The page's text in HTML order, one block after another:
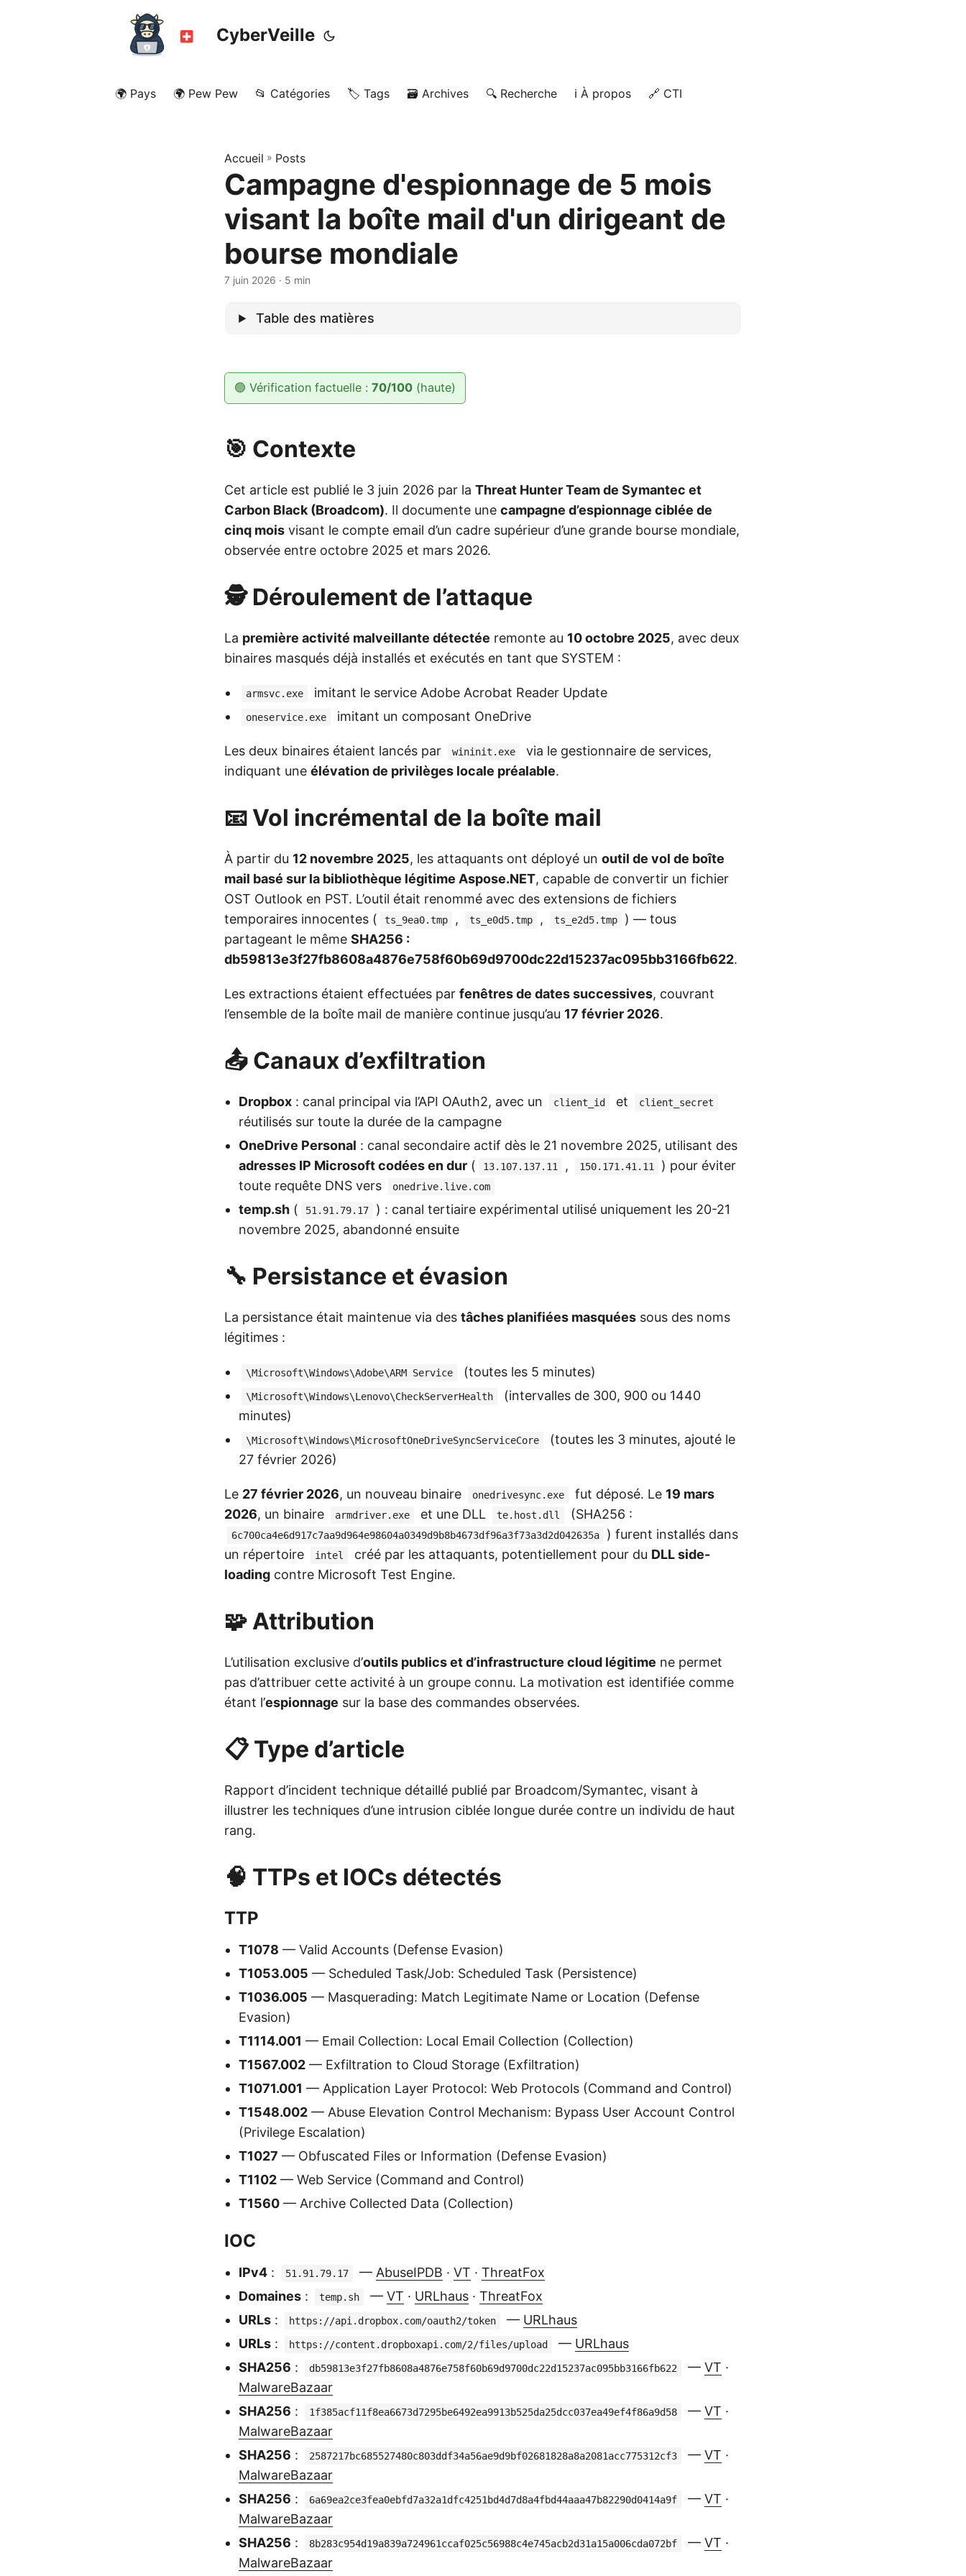
CyberVeille
🌍 Pays 🌍 Pew Pew 📂 Catégories 🏷️ Tags 🗃️ Archives 🔍 Recherche ℹ️ À propos 🔗 CTI
Accueil » Posts
Campagne d'espionnage de 5 mois
visant la boîte mail d'un dirigeant de
bourse mondiale
7 juin 2026 · 5 min
Table des matières
🟢 Vérification factuelle : 70/100(haute)
🎯 Contexte
Cet article est publié le 3 juin 2026 par la Threat Hunter Team de Symantec et
Carbon Black (Broadcom). Il documente une campagne d’espionnage ciblée de
cinq mois visant le compte email d’un cadre supérieur d’une grande bourse mondiale,
observée entre octobre 2025 et mars 2026.
🕵️ Déroulement de l’attaque
La première activité malveillante détectée remonte au 10 octobre 2025, avec deux
binaires masqués déjà installés et exécutés en tant que SYSTEM :
armsvc.exe imitant le service Adobe Acrobat Reader Update
oneservice.exe imitant un composant OneDrive
Les deux binaires étaient lancés par wininit.exe
via le gestionnaire de services,
indiquant une élévation de privilèges locale préalable.
📧 Vol incrémental de la boîte mail
À partir du 12 novembre 2025, les attaquants ont déployé un outil de vol de boîte
mail basé sur la bibliothèque légitime Aspose.NET, capable de convertir un fichier
OST Outlook en PST. L’outil était renommé avec des extensions de fichiers
temporaires innocentes (
ts_9ea0.tmp , ts_e0d5.tmp , ts_e2d5.tmp
) — tous
partageant le même SHA256 :
db59813e3f27fb8608a4876e758f60b69d9700dc22d15237ac095bb3166fb622.
Les extractions étaient effectuées par fenêtres de dates successives, couvrant
l’ensemble de la boîte mail de manière continue jusqu’au 17 février 2026.
📤 Canaux d’exfiltration
Dropbox : canal principal via l’API OAuth2, avec un client_id et client_secret
réutilisés sur toute la durée de la campagne
OneDrive Personal : canal secondaire actif dès le 21 novembre 2025, utilisant des
adresses IP Microsoft codées en dur ( 13.107.137.11 , 150.171.41.11
) pour éviter
toute requête DNS vers
onedrive.live.com
temp.sh ( 51.91.79.17
) : canal tertiaire expérimental utilisé uniquement les 20-21
novembre 2025, abandonné ensuite
🔧 Persistance et évasion
La persistance était maintenue via des tâches planifiées masquées sous des noms
légitimes :
\Microsoft\Windows\Adobe\ARM Service (toutes les 5 minutes)
\Microsoft\Windows\Lenovo\CheckServerHealth
(intervalles de 300, 900 ou 1440
minutes)
\Microsoft\Windows\MicrosoftOneDriveSyncServiceCore
(toutes les 3 minutes, ajouté le
27 février 2026)
Le 27 février 2026, un nouveau binaire onedrivesync.exe fut déposé. Le 19 mars
2026, un binaire armdriver.exe et une DLL te.host.dll (SHA256 :
6c700ca4e6d917c7aa9d964e98604a0349d9b8b4673df96a3f73a3d2d042635a
) furent installés dans
un répertoire
intel créé par les attaquants, potentiellement pour du DLL side-
loading contre Microsoft Test Engine.
🧩 Attribution
L’utilisation exclusive d’outils publics et d’infrastructure cloud légitime ne permet
pas d’attribuer cette activité à un groupe connu. La motivation est identifiée comme
étant l’espionnage sur la base des commandes observées.
📋 Type d’article
Rapport d’incident technique détaillé publié par Broadcom/Symantec, visant à
illustrer les techniques d’une intrusion ciblée longue durée contre un individu de haut
rang.
🧠 TTPs et IOCs détectés
TTP
T1078 — Valid Accounts (Defense Evasion)
T1053.005 — Scheduled Task/Job: Scheduled Task (Persistence)
T1036.005 — Masquerading: Match Legitimate Name or Location (Defense
Evasion)
T1114.001 — Email Collection: Local Email Collection (Collection)
T1567.002 — Exfiltration to Cloud Storage (Exfiltration)
T1071.001 — Application Layer Protocol: Web Protocols (Command and Control)
T1548.002 — Abuse Elevation Control Mechanism: Bypass User Account Control
(Privilege Escalation)
T1027 — Obfuscated Files or Information (Defense Evasion)
T1102 — Web Service (Command and Control)
T1560 — Archive Collected Data (Collection)
IOC
IPv4 : 51.91.79.17 — AbuseIPDB · VT · ThreatFox
Domaines : temp.sh — VT · URLhaus · ThreatFox
URLs : https://api.dropbox.com/oauth2/token — URLhaus
URLs : https://content.dropboxapi.com/2/files/upload — URLhaus
SHA256 : db59813e3f27fb8608a4876e758f60b69d9700dc22d15237ac095bb3166fb622 — VT ·
MalwareBazaar
SHA256 : 1f385acf11f8ea6673d7295be6492ea9913b525da25dcc037ea49ef4f86a9d58 — VT ·
MalwareBazaar
SHA256 : 2587217bc685527480c803ddf34a56ae9d9bf02681828a8a2081acc775312cf3 — VT ·
MalwareBazaar
SHA256 : 6a69ea2ce3fea0ebfd7a32a1dfc4251bd4d7d8a4fbd44aaa47b82290d0414a9f — VT ·
MalwareBazaar
SHA256 : 8b283c954d19a839a724961ccaf025c56988c4e745acb2d31a15a006cda072bf — VT ·
MalwareBazaar